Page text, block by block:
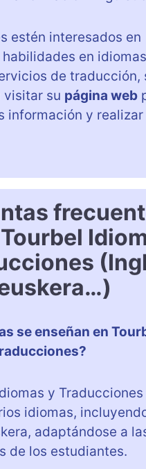
estén interesados en
en
de traducción,
visitar su página web
información y realizar
se enseñan en
y Traducciones
idiomas,
adaptándose a
de los estudiantes.